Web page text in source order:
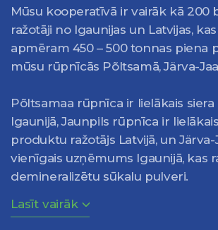
Mūsu kooperatīvā ir vairāk kā 200
ražotāji no Igaunijas un Latvijas,
apmēram 450 – 500 tonnas piena
mūsu rūpnīcās Põltsamā, Järva-
Põltsamaa rūpnīca ir lielākais siera
Igaunijā, Jaunpils rūpnīca ir
produktu ražotājs Latvijā, un
vienīgais uzņēmums Igaunijā, kas
demineralizētu sūkalu pulveri.
Lasīt vairāk